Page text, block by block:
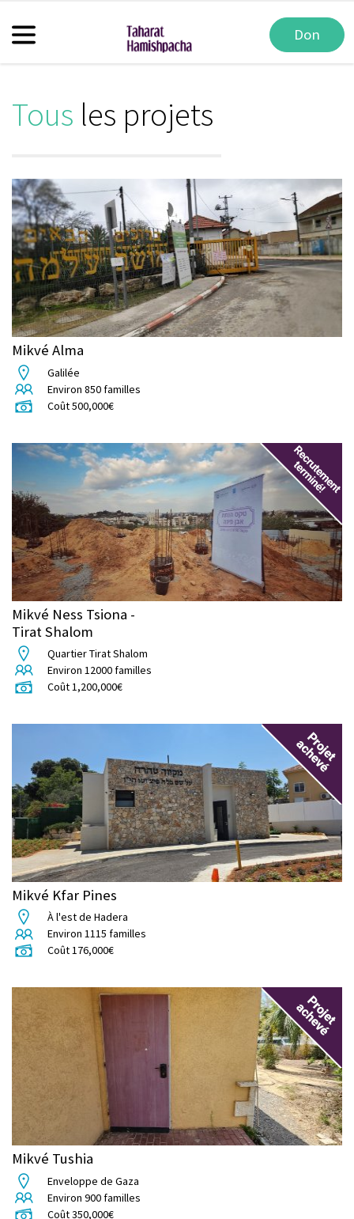
Don
Tous les projets
Mikvé Alma
Galilée
Environ 850familles
Coût500,000€
Mikvé Ness Tsiona -
Tirat Shalom
Quartier Tirat Shalom
Environ 12000familles
Coût1,200,000€
Mikvé Kfar Pines
À l'est de Hadera
Environ 1115 familles
Coût176,000€
Mikvé Tushia
Enveloppe de Gaza
Environ 900familles
Coût350,000€